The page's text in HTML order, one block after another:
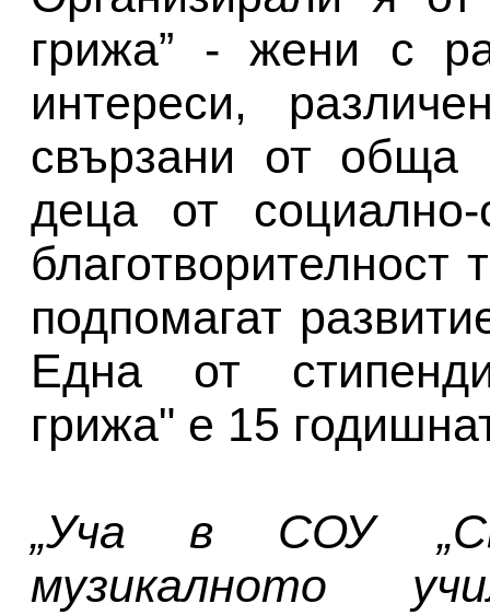
грижа” - жени с
интереси,
свързани от обща
деца от
благотворителност
подпомагат
Една от
грижа" е 15
„Уча в СОУ
музикалното